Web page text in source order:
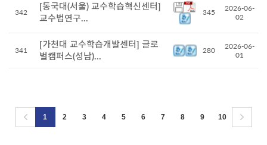
342
[동국대(서울) 교수학습혁신센터]
교수법연구...
345
2026-06-
02
341
[가천대 교수학습개발센터] 글로
벌캠퍼스(성남)...
280
2026-06-
01
1 2 3 4 5 6 7 8 9 10